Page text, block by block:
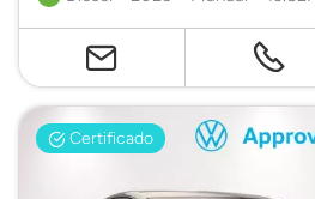
Certificado